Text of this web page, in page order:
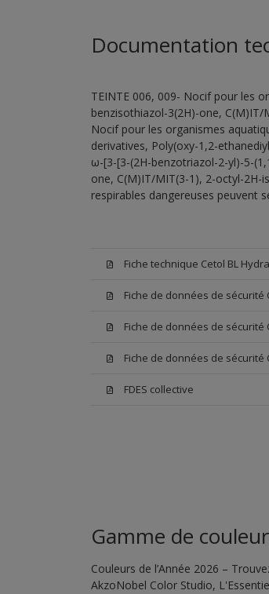
Documentation
TEINTE 006, 009- Nocif pour les
benzisothiazol-3(2H)-one,
Nocif pour les organismes
derivatives, Poly(oxy-1,2-
ω-[3-[3-(2H-benzotriazol-2-yl)-5-
one, C(M)IT/MIT(3-1), 2-octyl-
respirables dangereuses peuvent
Fiche technique Cetol BL
Fiche de données de sécurité
Fiche de données de sécurité
Fiche de données de sécurité
FDES collective
Gamme de
Couleurs de l’Année 2026 –
AkzoNobel Color Studio,